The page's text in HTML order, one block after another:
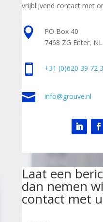
vrijblijvend contact met

PO Box 40
7468 ZG Enter, NL
 +31 (0)620 39 72
 info@grouve.nl
Laat een
dan nemen
contact met